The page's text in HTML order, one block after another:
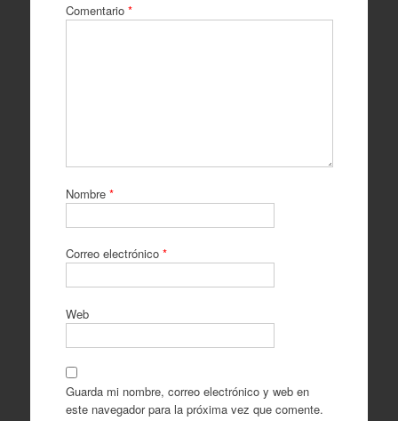
Comentario *
Nombre *
Correo electrónico *
Web
Guarda mi nombre, correo electrónico y web en
este navegador para la próxima vez que comente.